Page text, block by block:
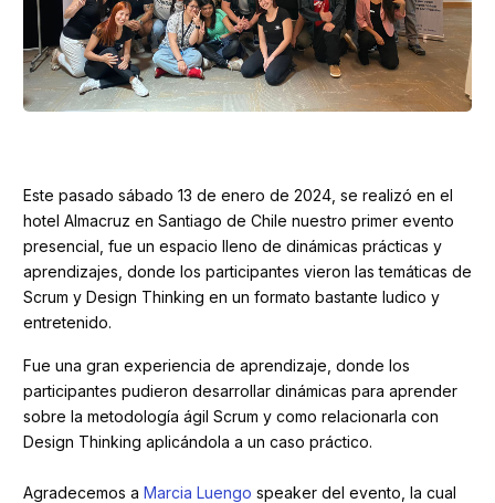
Este pasado sábado 13 de enero de 2024, se realizó en el
hotel Almacruz en Santiago de Chile nuestro primer evento
presencial, fue un espacio lleno de dinámicas prácticas y
aprendizajes, donde los participantes vieron las temáticas de
Scrum y Design Thinking en un formato bastante ludico y
entretenido.
Fue una gran experiencia de aprendizaje, donde los
participantes pudieron desarrollar dinámicas para aprender
sobre la metodología ágil Scrum y como relacionarla con
Design Thinking aplicándola a un caso práctico.
Agradecemos a Marcia Luengo speaker del evento, la cual